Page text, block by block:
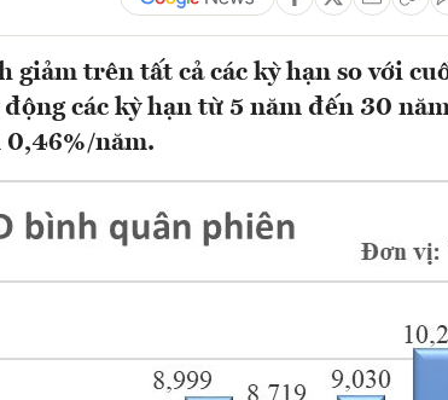
trên tất cả các kỳ hạn so với
các kỳ hạn từ 5 năm đến 30
0,46%/năm.